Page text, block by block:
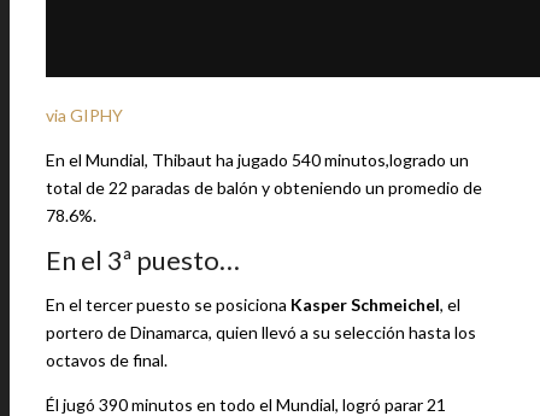
via GIPHY
En el Mundial, Thibaut ha jugado 540 minutos,logrado un
total de 22 paradas de balón y obteniendo un promedio de
78.6%.
En el 3ª puesto…
En el tercer puesto se posiciona Kasper Schmeichel, el
portero de Dinamarca, quien llevó a su selección hasta los
octavos de final.
Él jugó 390 minutos en todo el Mundial, logró parar 21